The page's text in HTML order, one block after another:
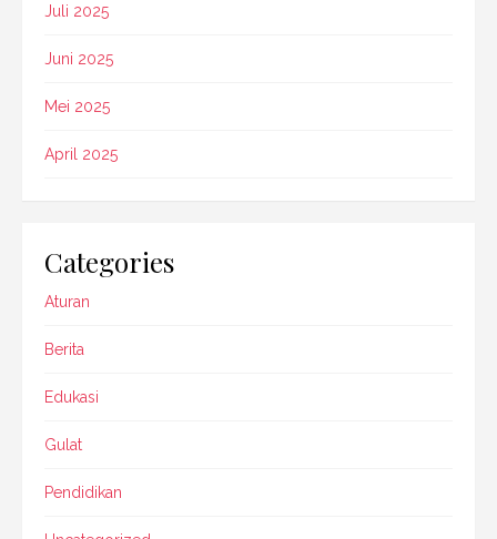
Juli 2025
Juni 2025
Mei 2025
April 2025
Categories
Aturan
Berita
Edukasi
Gulat
Pendidikan